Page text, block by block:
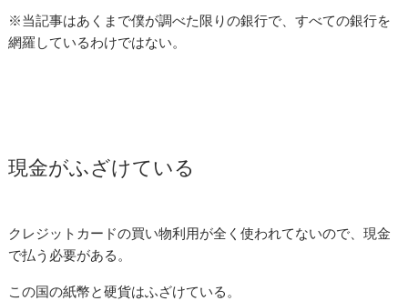
※当記事はあくまで僕が調べた限りの銀行で、すべての銀行を
網羅しているわけではない。
現金がふざけている
クレジットカードの買い物利用が全く使われてないので、現金
で払う必要がある。
この国の紙幣と硬貨はふざけている。